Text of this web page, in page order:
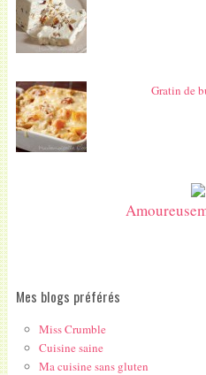
Gratin de
Mes blogs préférés
Miss Crumble
Cuisine saine
Ma cuisine sans gluten